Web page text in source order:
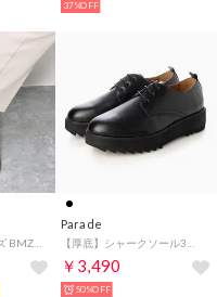
37%OFF
Parade
￥3,490
50%OFF